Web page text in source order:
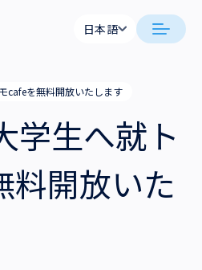
日本語
日本語
cafeを無料開放いたします
学生へ就ト
料開放いた